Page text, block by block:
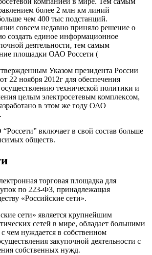
более 2 млн км линий
чем 400 тыс подстанций.
совсем недавно приняло решение о
создать единое информационное
деятельности, тем самым
площадки ОАО Россети (
Указом президента России
22 ноября 2012г для обеспечения
технической политики и
целым электросетевым комплексом,
в этом же году ОАО
включает в свой состав больше
обществ.
торговая площадка для
по 223-ФЗ, принадлежащая
«Российские сети».
сети» является крупнейшим
сетей в мире, обладает большими
чем нуждается в собственном
закупочной деятельности с
собственных нужд.